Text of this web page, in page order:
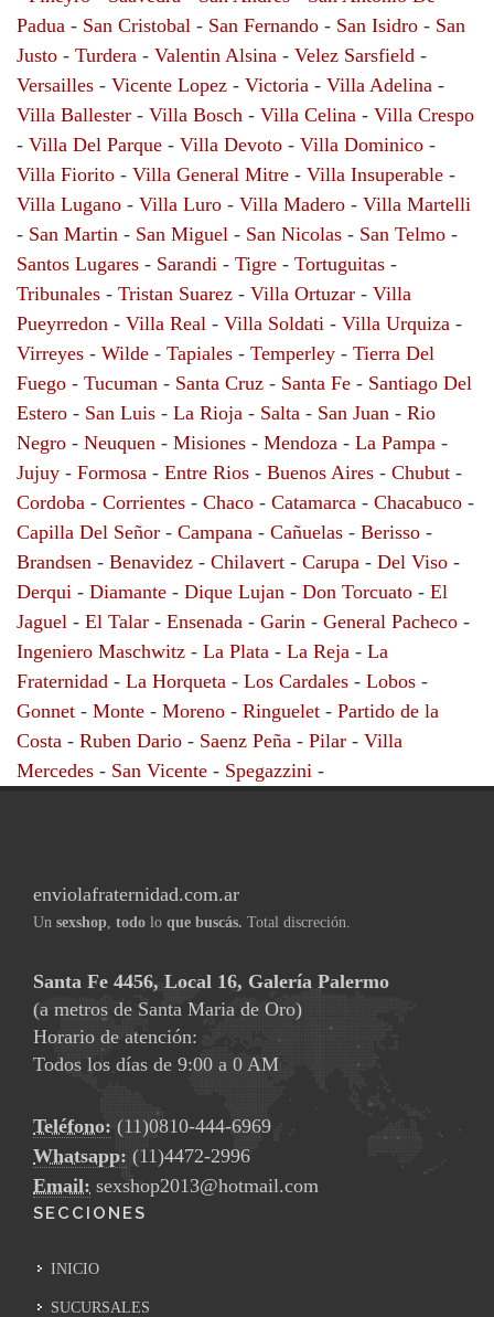
Padua - San Cristobal - San Fernando - San Isidro - San
Justo - Turdera - Valentin Alsina - Velez Sarsfield -
Versailles - Vicente Lopez - Victoria - Villa Adelina -
Villa Ballester - Villa Bosch - Villa Celina - Villa Crespo
- Villa Del Parque - Villa Devoto - Villa Dominico -
Villa Fiorito - Villa General Mitre - Villa Insuperable -
Villa Lugano - Villa Luro - Villa Madero - Villa Martelli
- San Martin - San Miguel - San Nicolas - San Telmo -
Santos Lugares - Sarandi - Tigre - Tortuguitas -
Tribunales - Tristan Suarez - Villa Ortuzar - Villa
Pueyrredon - Villa Real - Villa Soldati - Villa Urquiza -
Virreyes - Wilde - Tapiales - Temperley - Tierra Del
Fuego - Tucuman - Santa Cruz - Santa Fe - Santiago Del
Estero - San Luis - La Rioja - Salta - San Juan - Rio
Negro - Neuquen - Misiones - Mendoza - La Pampa -
Jujuy - Formosa - Entre Rios - Buenos Aires - Chubut -
Cordoba - Corrientes - Chaco - Catamarca - Chacabuco -
Capilla Del Señor - Campana - Cañuelas - Berisso -
Brandsen - Benavidez - Chilavert - Carupa - Del Viso -
Derqui - Diamante - Dique Lujan - Don Torcuato - El
Jaguel - El Talar - Ensenada - Garin - General Pacheco -
Ingeniero Maschwitz - La Plata - La Reja - La
Fraternidad - La Horqueta - Los Cardales - Lobos -
Gonnet - Monte - Moreno - Ringuelet - Partido de la
Costa - Ruben Dario - Saenz Peña - Pilar - Villa
Mercedes - San Vicente - Spegazzini -
enviolafraternidad.com.ar
Un sexshop, todo lo que buscás. Total discreción.
Santa Fe 4456, Local 16, Galería Palermo
(a metros de Santa Maria de Oro)
Horario de atención:
Todos los días de 9:00 a 0 AM
Teléfono: (11)0810-444-6969
Whatsapp: (11)4472-2996
Email: sexshop2013@hotmail.com
SECCIONES
INICIO
SUCURSALES